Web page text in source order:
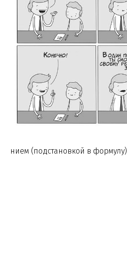
нием (подстановкой в формулу)